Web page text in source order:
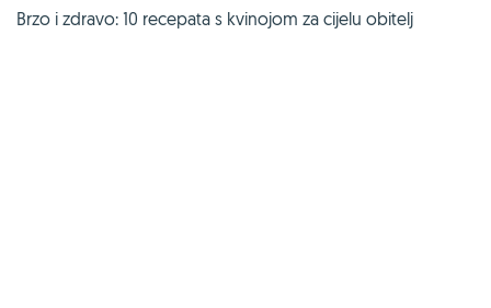
Brzo i zdravo: 10 recepata s kvinojom za cijelu obitelj